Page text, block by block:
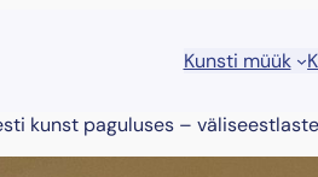
Kunsti müük
kunst paguluses –